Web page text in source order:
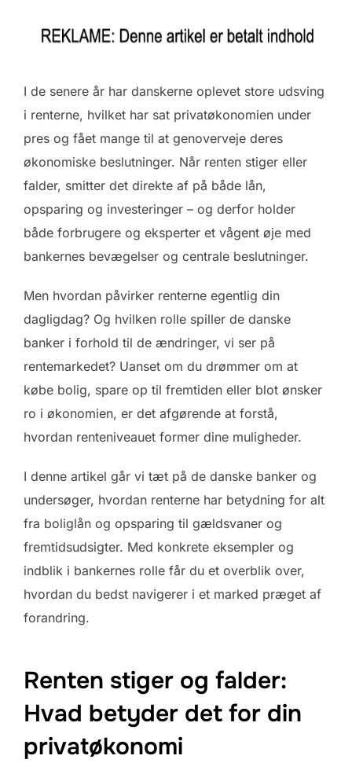
I de senere år har danskerne oplevet store udsving
i renterne, hvilket har sat privatøkonomien under
pres og fået mange til at genoverveje deres
økonomiske beslutninger. Når renten stiger eller
falder, smitter det direkte af på både lån,
opsparing og investeringer – og derfor holder
både forbrugere og eksperter et vågent øje med
bankernes bevægelser og centrale beslutninger.
Men hvordan påvirker renterne egentlig din
dagligdag? Og hvilken rolle spiller de danske
banker i forhold til de ændringer, vi ser på
rentemarkedet? Uanset om du drømmer om at
købe bolig, spare op til fremtiden eller blot ønsker
ro i økonomien, er det afgørende at forstå,
hvordan renteniveauet former dine muligheder.
I denne artikel går vi tæt på de danske banker og
undersøger, hvordan renterne har betydning for alt
fra boliglån og opsparing til gældsvaner og
fremtidsudsigter. Med konkrete eksempler og
indblik i bankernes rolle får du et overblik over,
hvordan du bedst navigerer i et marked præget af
forandring.
Renten stiger og falder:
Hvad betyder det for din
privatøkonomi